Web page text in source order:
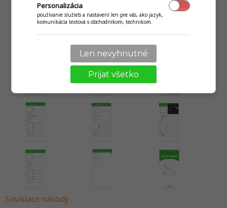
Súvisiace návody
Personalizácia
používanie služieb a nastavení len pre vás, ako jazyk,
komunikácia textová s obchodníkom, technikom.
Len nevyhnutné
Prijať všetko